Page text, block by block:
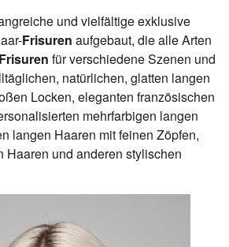
und vielfältige exklusive
Frisuren aufgebaut, die alle Arten
Frisuren für verschiedene Szenen und
natürlichen, glatten langen
Locken, eleganten französischen
mehrfarbigen langen
langen Haaren mit feinen Zöpfen,
Haaren und anderen stylischen